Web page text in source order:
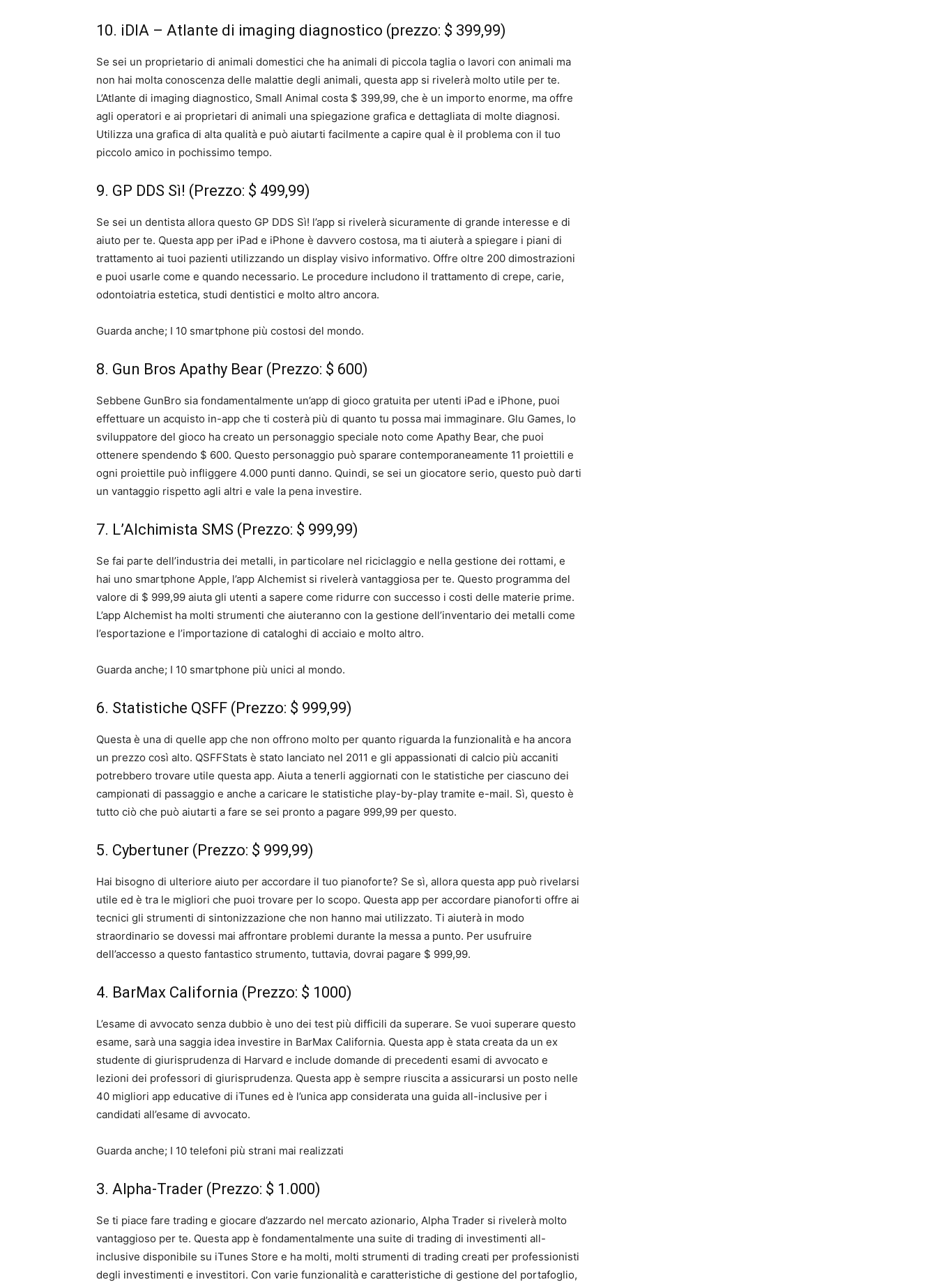
10. iDIA – Atlante di imaging diagnostico (prezzo: $ 399,99)
Se sei un proprietario di animali domestici che ha animali di piccola taglia o lavori con animali ma
non hai molta conoscenza delle malattie degli animali, questa app si rivelerà molto utile per te.
L’Atlante di imaging diagnostico, Small Animal costa $ 399,99, che è un importo enorme, ma offre
agli operatori e ai proprietari di animali una spiegazione grafica e dettagliata di molte diagnosi.
Utilizza una grafica di alta qualità e può aiutarti facilmente a capire qual è il problema con il tuo
piccolo amico in pochissimo tempo.
9. GP DDS Sì! (Prezzo: $ 499,99)
Se sei un dentista allora questo GP DDS Sì! l’app si rivelerà sicuramente di grande interesse e di
aiuto per te. Questa app per iPad e iPhone è davvero costosa, ma ti aiuterà a spiegare i piani di
trattamento ai tuoi pazienti utilizzando un display visivo informativo. Offre oltre 200 dimostrazioni
e puoi usarle come e quando necessario. Le procedure includono il trattamento di crepe, carie,
odontoiatria estetica, studi dentistici e molto altro ancora.
Guarda anche; I 10 smartphone più costosi del mondo.
8. Gun Bros Apathy Bear (Prezzo: $ 600)
Sebbene GunBro sia fondamentalmente un’app di gioco gratuita per utenti iPad e iPhone, puoi
effettuare un acquisto in-app che ti costerà più di quanto tu possa mai immaginare. Glu Games, lo
sviluppatore del gioco ha creato un personaggio speciale noto come Apathy Bear, che puoi
ottenere spendendo $ 600. Questo personaggio può sparare contemporaneamente 11 proiettili e
ogni proiettile può infliggere 4.000 punti danno. Quindi, se sei un giocatore serio, questo può darti
un vantaggio rispetto agli altri e vale la pena investire.
7. L’Alchimista SMS (Prezzo: $ 999,99)
Se fai parte dell’industria dei metalli, in particolare nel riciclaggio e nella gestione dei rottami, e
hai uno smartphone Apple, l’app Alchemist si rivelerà vantaggiosa per te. Questo programma del
valore di $ 999,99 aiuta gli utenti a sapere come ridurre con successo i costi delle materie prime.
L’app Alchemist ha molti strumenti che aiuteranno con la gestione dell’inventario dei metalli come
l’esportazione e l’importazione di cataloghi di acciaio e molto altro.
Guarda anche; I 10 smartphone più unici al mondo.
6. Statistiche QSFF (Prezzo: $ 999,99)
Questa è una di quelle app che non offrono molto per quanto riguarda la funzionalità e ha ancora
un prezzo così alto. QSFFStats è stato lanciato nel 2011 e gli appassionati di calcio più accaniti
potrebbero trovare utile questa app. Aiuta a tenerli aggiornati con le statistiche per ciascuno dei
campionati di passaggio e anche a caricare le statistiche play-by-play tramite e-mail. Sì, questo è
tutto ciò che può aiutarti a fare se sei pronto a pagare 999,99 per questo.
5. Cybertuner (Prezzo: $ 999,99)
Hai bisogno di ulteriore aiuto per accordare il tuo pianoforte? Se sì, allora questa app può rivelarsi
utile ed è tra le migliori che puoi trovare per lo scopo. Questa app per accordare pianoforti offre ai
tecnici gli strumenti di sintonizzazione che non hanno mai utilizzato. Ti aiuterà in modo
straordinario se dovessi mai affrontare problemi durante la messa a punto. Per usufruire
dell’accesso a questo fantastico strumento, tuttavia, dovrai pagare $ 999,99.
4. BarMax California (Prezzo: $ 1000)
L’esame di avvocato senza dubbio è uno dei test più difficili da superare. Se vuoi superare questo
esame, sarà una saggia idea investire in BarMax California. Questa app è stata creata da un ex
studente di giurisprudenza di Harvard e include domande di precedenti esami di avvocato e
lezioni dei professori di giurisprudenza. Questa app è sempre riuscita a assicurarsi un posto nelle
40 migliori app educative di iTunes ed è l’unica app considerata una guida all-inclusive per i
candidati all’esame di avvocato.
Guarda anche; I 10 telefoni più strani mai realizzati
3. Alpha-Trader (Prezzo: $ 1.000)
Se ti piace fare trading e giocare d’azzardo nel mercato azionario, Alpha Trader si rivelerà molto
vantaggioso per te. Questa app è fondamentalmente una suite di trading di investimenti all-
inclusive disponibile su iTunes Store e ha molti, molti strumenti di trading creati per professionisti
degli investimenti e investitori. Con varie funzionalità e caratteristiche di gestione del portafoglio,